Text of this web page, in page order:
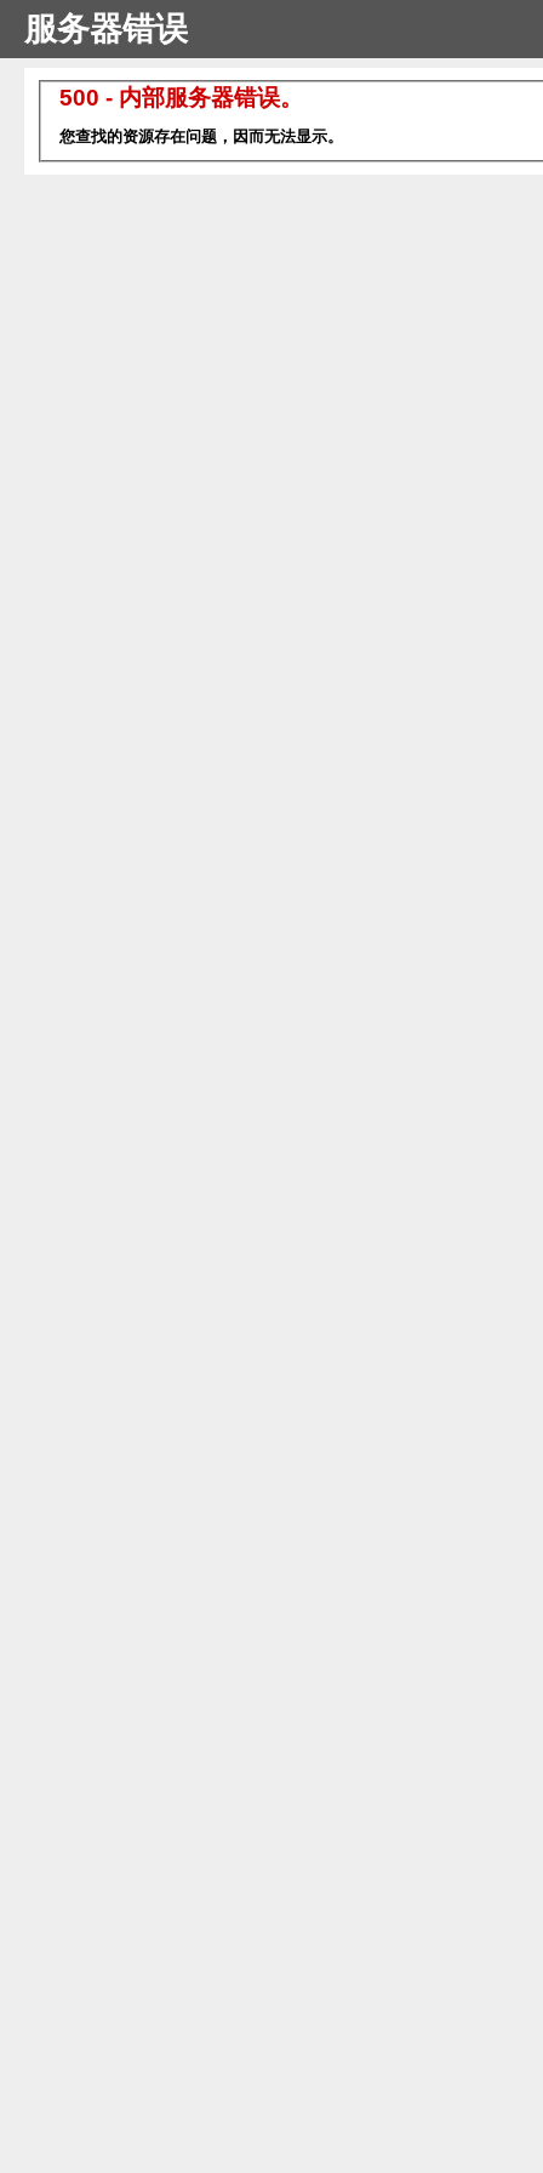
服务器错误
500 - 内部服务器错误。
您查找的资源存在问题，因而无法显示。